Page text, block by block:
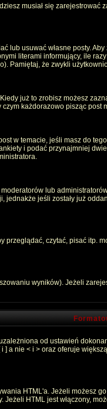
musiał się
lub usuwać własne posty.
literami informujący, ile
że zwykli
już to zrobisz możesz
każdorazowo pisząc
w temacie, jeśli masz do
i podać przynajmniej
lub
jeśli zostały już
czytać, pisać
wyników). Jeżeli
od ustawień
a nie < i > oraz oferuje
HTML'a. Jeżeli możesz
HTML jest włączony,